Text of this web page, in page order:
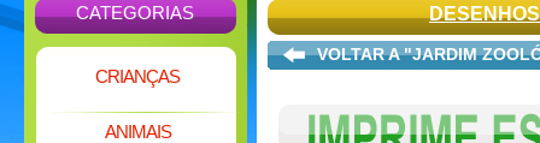
CATEGORIAS
CRIANÇAS
ANIMAIS
VOLTAR A "JARDIM